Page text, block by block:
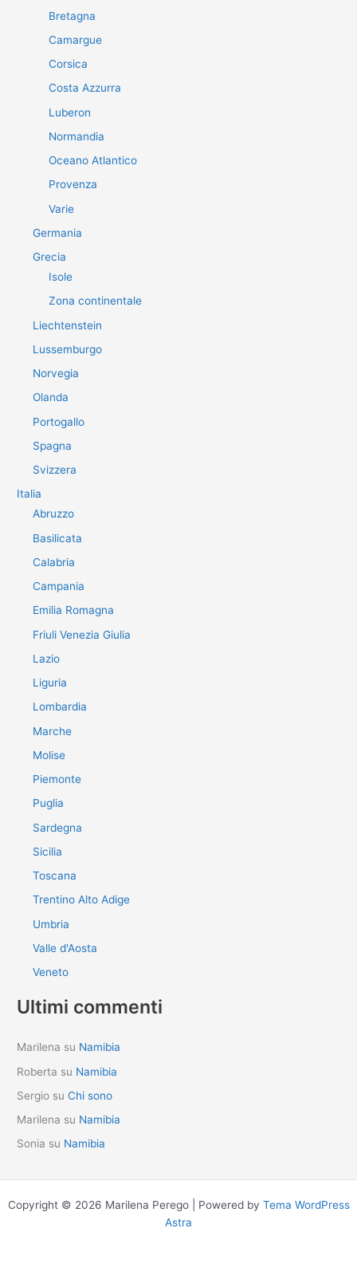
Bretagna
Camargue
Corsica
Costa Azzurra
Luberon
Normandia
Oceano Atlantico
Provenza
Varie
Germania
Grecia
Isole
Zona continentale
Liechtenstein
Lussemburgo
Norvegia
Olanda
Portogallo
Spagna
Svizzera
Italia
Abruzzo
Basilicata
Calabria
Campania
Emilia Romagna
Friuli Venezia Giulia
Lazio
Liguria
Lombardia
Marche
Molise
Piemonte
Puglia
Sardegna
Sicilia
Toscana
Trentino Alto Adige
Umbria
Valle d'Aosta
Veneto
Ultimi commenti
Marilena su Namibia
Roberta su Namibia
Sergio suChi sono
Marilena su Namibia
Sonia su Namibia
Copyright © 2026 Marilena Perego | Powered by Tema WordPress
Astra